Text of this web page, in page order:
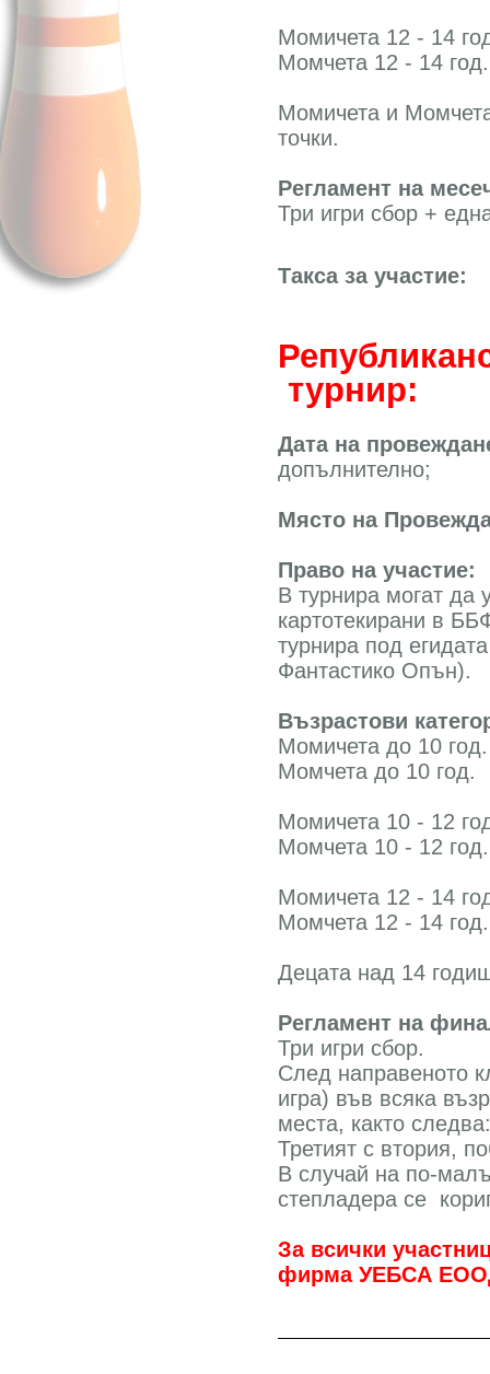
Момичета 12 - 14
Момчета 12 - 14 год.
Момичета и
точки.
Регламент на
Три игри сбор +
Такса за участие:
турнир:
Дата на
допълнително;
Място на
Право на участие:
В турнира могат да
картотекирани в
турнира под
Фантастико Опън).
Възрастови
Момичета до 10 год.
Момчета до 10 год.
Момичета 10 - 12
Момчета 10 - 12 год.
Момичета 12 - 14
Момчета 12 - 14 год.
Децата над 14
Регламент на
Три игри сбор.
След направеното
игра) във всяка
места, както следва:
Третият с втория,
В случай на по-
степладера се
За всички
фирма УЕБСА